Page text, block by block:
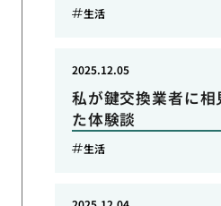
生活
私が鍵交換業者に相
た体験談
2025.12.05
生活